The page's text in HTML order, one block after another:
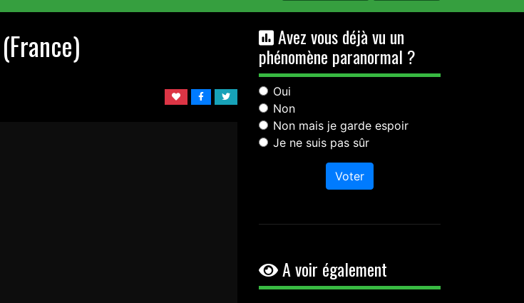
Avez vous déjà vu un
phénomène paranormal ?
Oui
Non
Non mais je garde espoir
Je ne suis pas sûr
Voter
A voir également